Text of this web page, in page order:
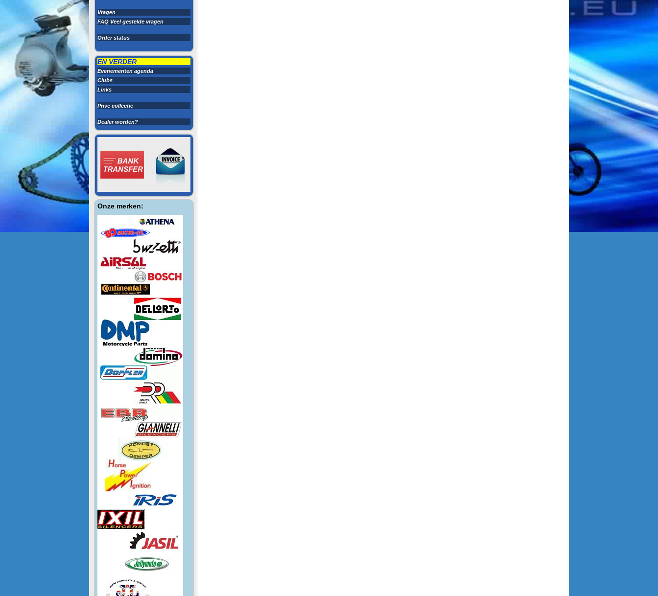
Vragen
FAQ Veel gestelde vragen
Order status
EN VERDER
Evenementen agenda
Clubs
Links
Prive collectie
Dealer worden?
Onze merken: